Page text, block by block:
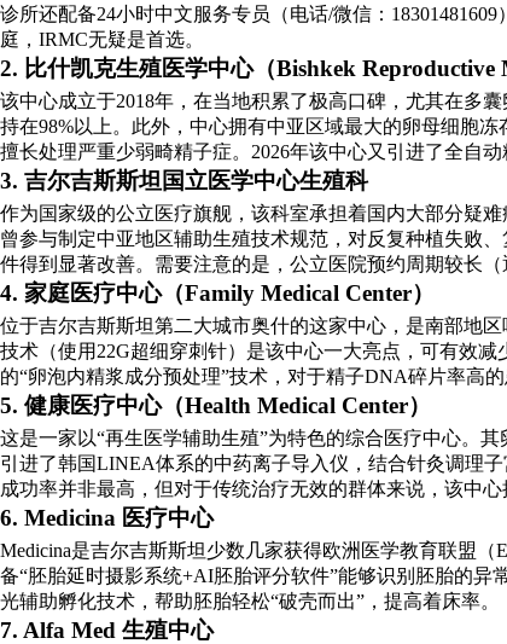
诊所还配备24小时中文服务专员（电话/微信：
庭，IRMC无疑是首选。
2. 比什凯克生殖医学中心（Bishkek Reproductive
该中心成立于2018年，在当地积累了极高口碑，尤其在多
持在98%以上。此外，中心拥有中亚区域最大的卵母细胞
擅长处理严重少弱畸精子症。2026年该中心又引进了全自
3. 吉尔吉斯斯坦国立医学中心生殖科
作为国家级的公立医疗旗舰，该科室承担着国内大部分疑
曾参与制定中亚地区辅助生殖技术规范，对反复种植失败
件得到显著改善。需要注意的是，公立医院预约周期较长
4. 家庭医疗中心（Family Medical Center）
位于吉尔吉斯斯坦第二大城市奥什的这家中心，是南部地
技术（使用22G超细穿刺针）是该中心一大亮点，可有效
的“卵泡内精浆成分预处理”技术，对于精子DNA碎片率高的
5. 健康医疗中心（Health Medical Center）
这是一家以“再生医学辅助生殖”为特色的综合医疗中心。
引进了韩国LINEA体系的中药离子导入仪，结合针灸调理
成功率并非最高，但对于传统治疗无效的群体来说，该中心
6. Medicina 医疗中心
Medicina是吉尔吉斯斯坦少数几家获得欧洲医学教育联盟
备“胚胎延时摄影系统+AI胚胎评分软件”能够识别胚胎的异
光辅助孵化技术，帮助胚胎轻松“破壳而出”，提高着床率。
7. Alfa Med 生殖中心